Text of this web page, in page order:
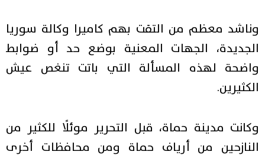
وناشد معظم من التقت بهم كاميرا وكالة سوريا
الجديدة، الجهات المعنية بوضع حد أو ضوابط
واضحة لهذه المسألة التي باتت تنغص عيش
الكثيرين.
وكانت مدينة حماة، قبل التحرير موئلًا للكثير من
النازحين من أرياف حماة ومن محافظات أخرى